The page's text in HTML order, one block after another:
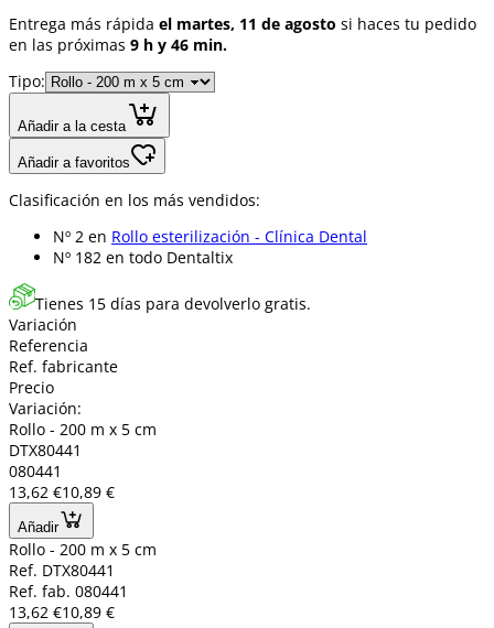
Entrega más rápida el martes, 11 de agosto si haces tu pedido
en las próximas 9 h y 46 min.
Tipo:
Añadir a la cesta
Añadir a favoritos
Clasificación en los más vendidos:
Nº 2 en Rollo esterilización - Clínica Dental
Nº 182 en todo Dentaltix
Tienes 15 días para devolverlo gratis.
Variación
Referencia
Ref. fabricante
Precio
Variación:
Rollo - 200 m x 5 cm
DTX80441
080441
13,62 €10,89 €
Añadir
Rollo - 200 m x 5 cm
Ref. DTX80441
Ref. fab. 080441
13,62 €10,89 €